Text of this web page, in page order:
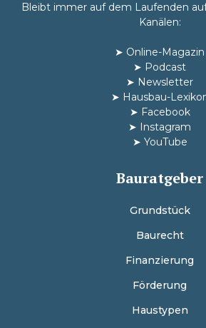
Bleibt immer auf dem Laufenden
Kanälen:
➤ Online-Magazin
➤ Podcast
➤ Newsletter
➤ Hausbau-
➤ Facebook
➤ Instagram
➤ YouTube
Bauratgeber
Grundstück
Baurecht
Finanzierung
Förderung
Haustypen